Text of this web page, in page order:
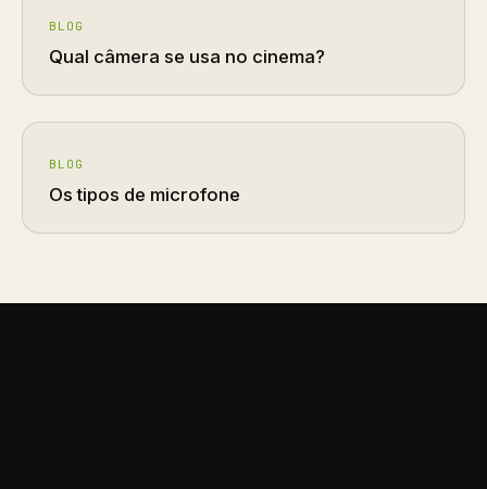
BLOG
Qual câmera se usa no cinema?
BLOG
Os tipos de microfone